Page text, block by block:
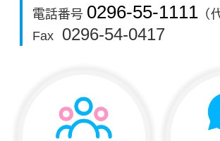
電話番号 0296-55-1111 （
Fax
0296-54-0417